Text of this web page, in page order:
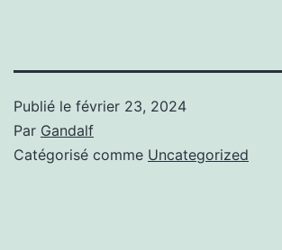
Publié le février 23, 2024
Par Gandalf
Catégorisé comme Uncategorized